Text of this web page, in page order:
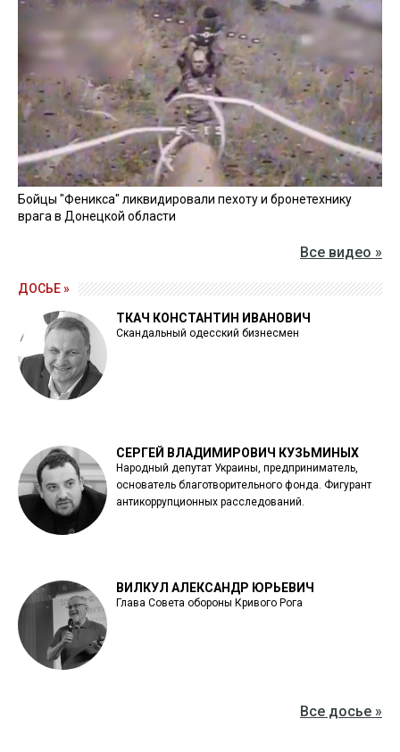
Бойцы "Феникса" ликвидировали пехоту и бронетехнику
врага в Донецкой области
Все видео »
ДОСЬЕ »
ТКАЧ КОНСТАНТИН ИВАНОВИЧ
Скандальный одесский бизнесмен
СЕРГЕЙ ВЛАДИМИРОВИЧ КУЗЬМИНЫХ
Народный депутат Украины, предприниматель,
основатель благотворительного фонда. Фигурант
антикоррупционных расследований.
ВИЛКУЛ АЛЕКСАНДР ЮРЬЕВИЧ
Глава Совета обороны Кривого Рога
Все досье »